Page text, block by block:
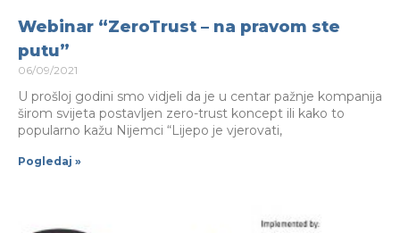
Webinar “ZeroTrust – na pravom ste
putu”
06/09/2021
U prošloj godini smo vidjeli da je u centar pažnje kompanija
širom svijeta postavljen zero-trust koncept ili kako to
popularno kažu Nijemci “Lijepo je vjerovati,
Pogledaj »